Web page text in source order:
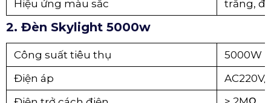
Hiệu ứng màu sắc
trắng,
2. Đèn Skylight 5000w
Công suất tiêu thụ
5000W
Điện áp
AC220V/